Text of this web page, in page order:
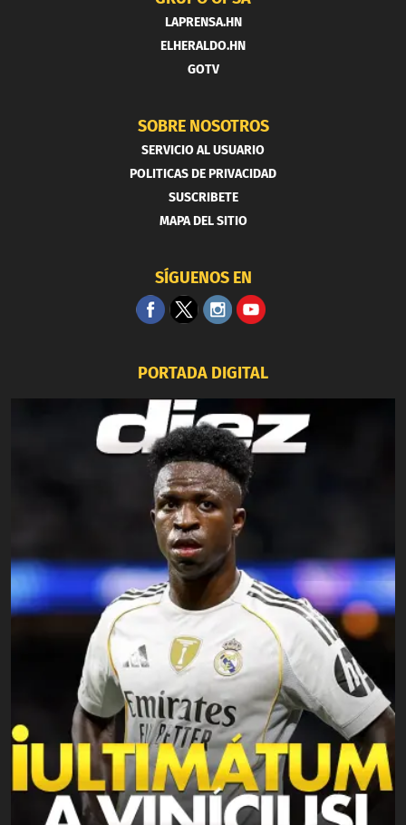
LAPRENSA.HN
ELHERALDO.HN
GOTV
SOBRE NOSOTROS
SERVICIO AL USUARIO
POLITICAS DE PRIVACIDAD
SUSCRIBETE
MAPA DEL SITIO
SÍGUENOS EN
PORTADA DIGITAL